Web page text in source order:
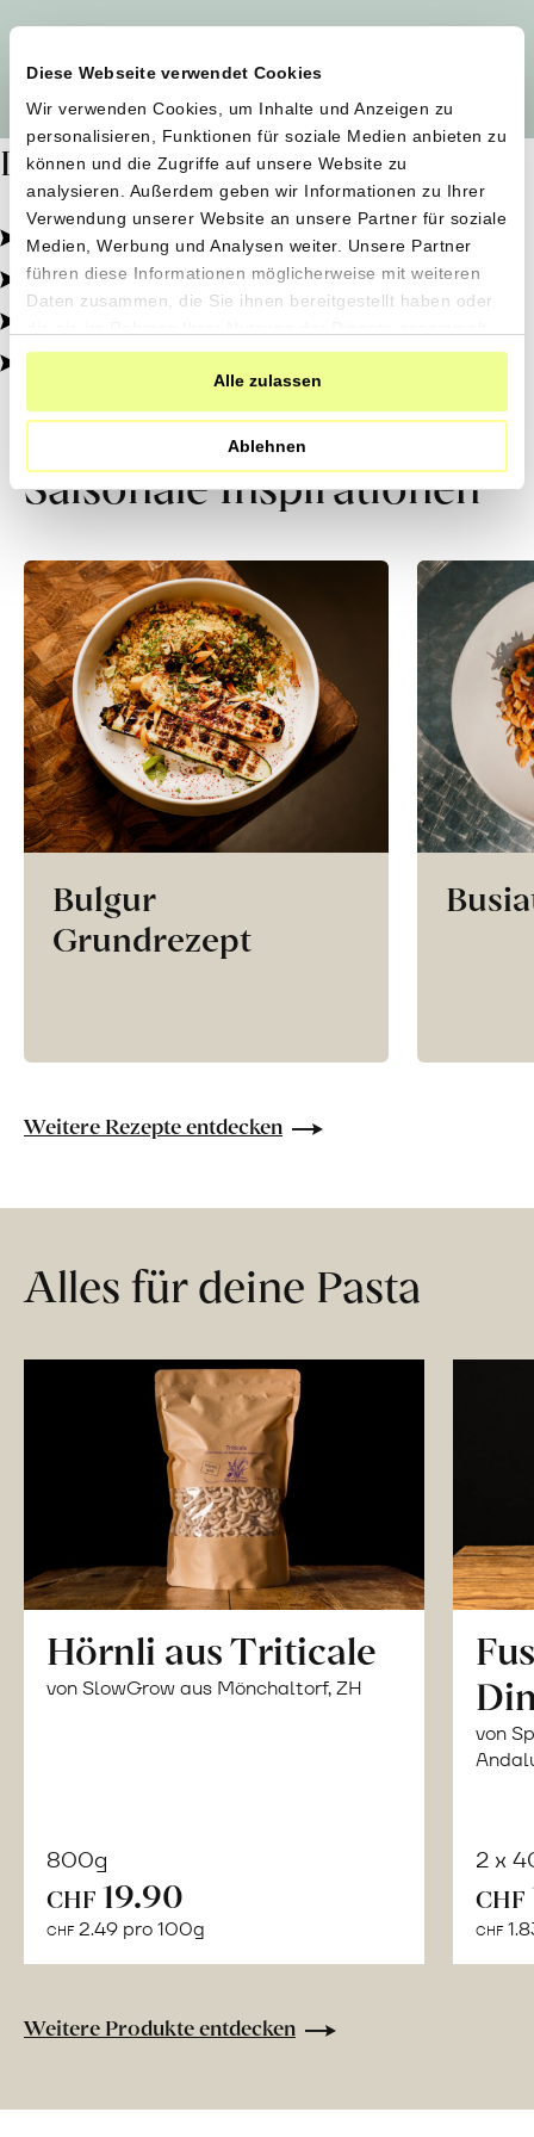
Diese Webseite verwendet Cookies
Wir verwenden Cookies, um Inhalte und Anzeigen zu
personalisieren, Funktionen für soziale Medien anbieten zu
können und die Zugriffe auf unsere Website zu
analysieren. Außerdem geben wir Informationen zu Ihrer
Verwendung unserer Website an unsere Partner für soziale
Medien, Werbung und Analysen weiter. Unsere Partner
führen diese Informationen möglicherweise mit weiteren
Daten zusammen, die Sie ihnen bereitgestellt haben oder
haben.
Alle zulassen
Ablehnen
Dafür stehen wir
Pestizidfrei angebaut, schonend verarbeitet.
Natürliche Zutaten, echter Geschmack.
Von kleinen Höfen, direkt zu dir.
100% transparent, 0% Zusatzstoffe.
Saisonale Inspirationen
Bulgur
Grundrezept
Weitere Rezepte entdecken
Alles für deine Pasta
Hörnli aus Triticale
von SlowGrow aus Mönchaltorf, ZH
800g
CHF 19.90
CHF 2.49 pro 100g
von
2 x
CHF
CHF
Weitere Produkte entdecken